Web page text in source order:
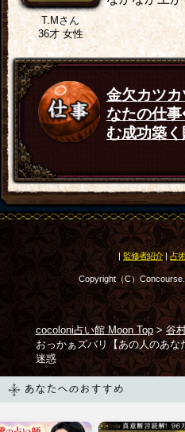
T.Mさん
36才 女性
金欠カツ
なたの仕
む成功築く
|監修者紹介|占
Copyright（C）
cocoloni占い館 Moon Top>谷
おっかぁズバリ【あの人のあな
迷惑
あなたへのおすすめ